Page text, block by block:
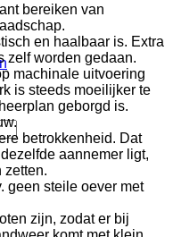
bereiken van
en haalbaar is. Extra
zelf worden gedaan.
machinale uitvoering
is steeds moeilijker te
geborgd is.
betrokkenheid. Dat
aannemer ligt,
zetten.
geen steile oever met
zijn, zodat er bij